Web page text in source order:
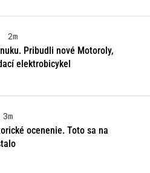
2m
Pribudli nové Motoroly,
elektrobicykel
3m
ocenenie. Toto sa na